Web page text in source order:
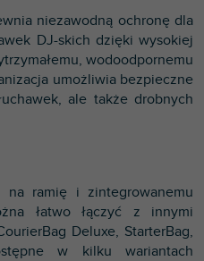
niezawodną ochronę dla
DJ-skich dzięki wysokiej
wodoodpornemu
umożliwia bezpieczne
ale także drobnych
na ramię i zintegrowanemu
łatwo łączyć z innymi
Deluxe, StarterBag,
w kilku wariantach